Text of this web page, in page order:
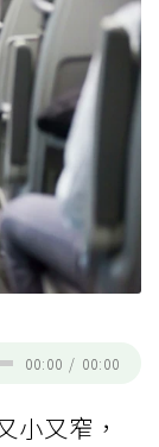
00:00 / 00:00
小又窄，